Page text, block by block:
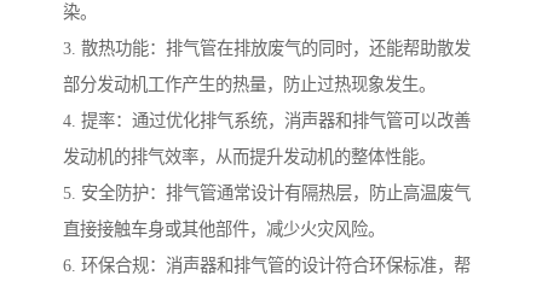
染。
3. 散热功能：排气管在排放废气的同时，还能帮助散发
部分发动机工作产生的热量，防止过热现象发生。
4. 提率：通过优化排气系统，消声器和排气管可以改善
发动机的排气效率，从而提升发动机的整体性能。
5. 安全防护：排气管通常设计有隔热层，防止高温废气
直接接触车身或其他部件，减少火灾风险。
6. 环保合规：消声器和排气管的设计符合环保标准，帮